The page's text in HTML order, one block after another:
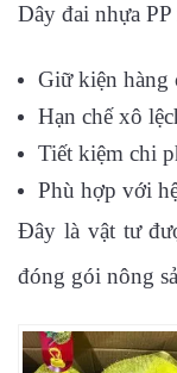
Dây đai nhựa
Giữ kiện hàng
Hạn chế xô
Tiết kiệm chi
Phù hợp với
Đây là vật tư
đóng gói nông